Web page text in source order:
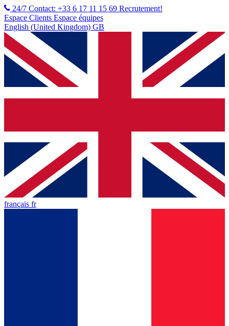
24/7 Contact: +33 6 17 11 15 69 Recrutement!
Espace Clients Espace équipes
English (United Kingdom) GB
français fr